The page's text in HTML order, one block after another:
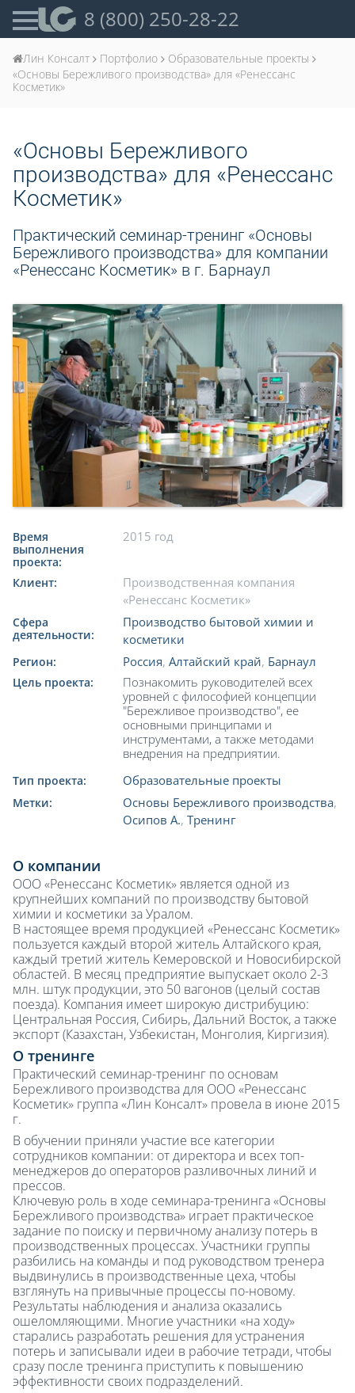
8 (800) 250-28-22
Лин Консалт Портфолио
Образовательные проекты
«Основы Бережливого производства» для «Ренессанс
Косметик»
«Основы Бережливого
производства» для «Ренессанс
Косметик»
Практический семинар-тренинг «Основы
Бережливого производства» для компании
«Ренессанс Косметик» в г. Барнаул
Время
выполнения
проекта:
2015 год
Клиент:
Производственная компания
«Ренессанс Косметик»
Сфера
деятельности:
Производство бытовой химии и
косметики
Регион: Россия, Алтайский край, Барнаул
Цель проекта:
Познакомить руководителей всех
уровней с философией концепции
"Бережливое производство", ее
основными принципами и
инструментами, а также методами
внедрения на предприятии.
Тип проекта: Образовательные проекты
Метки: Основы Бережливого производства,
Осипов А., Тренинг
О компании
ООО «Ренессанс Косметик» является одной из
крупнейших компаний по производству бытовой
химии и косметики за Уралом.
В настоящее время продукцией «Ренессанс Косметик»
пользуется каждый второй житель Алтайского края,
каждый третий житель Кемеровской и Новосибирской
областей. В месяц предприятие выпускает около 2-3
млн. штук продукции, это 50 вагонов (целый состав
поезда). Компания имеет широкую дистрибуцию:
Центральная Россия, Сибирь, Дальний Восток, а также
экспорт (Казахстан, Узбекистан, Монголия, Киргизия).
О тренинге
Практический семинар-тренинг по основам
Бережливого производства для ООО «Ренессанс
Косметик» группа «Лин Консалт» провела в июне 2015
г.
В обучении приняли участие все категории
сотрудников компании: от директора и всех топ-
менеджеров до операторов разливочных линий и
прессов.
Ключевую роль в ходе семинара-тренинга «Основы
Бережливого производства» играет практическое
задание по поиску и первичному анализу потерь в
производственных процессах. Участники группы
разбились на команды и под руководством тренера
выдвинулись в производственные цеха, чтобы
взглянуть на привычные процессы по-новому.
Результаты наблюдения и анализа оказались
ошеломляющими. Многие участники «на ходу»
старались разработать решения для устранения
потерь и записывали идеи в рабочие тетради, чтобы
сразу после тренинга приступить к повышению
эффективности своих подразделений.